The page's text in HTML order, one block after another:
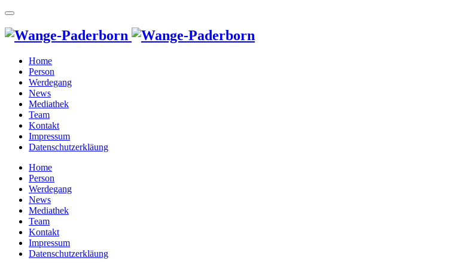
Home
Person
Werdegang
News
Mediathek
Team
Kontakt
Impressum
Datenschutzerkläung
Home
Person
Werdegang
News
Mediathek
Team
Kontakt
Impressum
Datenschutzerkläung